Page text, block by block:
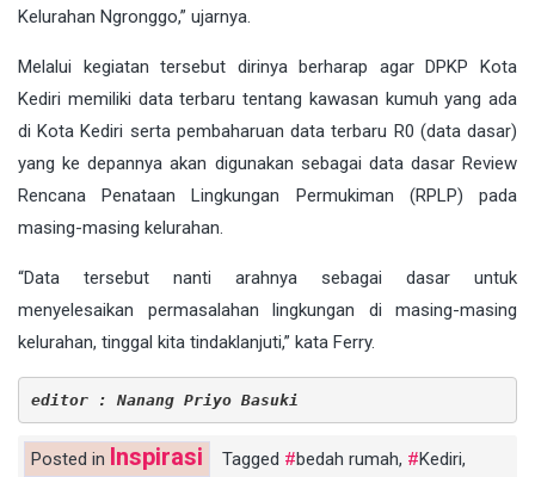
Kelurahan Ngronggo,” ujarnya.
Melalui kegiatan tersebut dirinya berharap agar DPKP Kota
Kediri memiliki data terbaru tentang kawasan kumuh yang ada
di Kota Kediri serta pembaharuan data terbaru R0 (data dasar)
yang ke depannya akan digunakan sebagai data dasar Review
Rencana Penataan Lingkungan Permukiman (RPLP) pada
masing-masing kelurahan.
“Data tersebut nanti arahnya sebagai dasar untuk
menyelesaikan permasalahan lingkungan di masing-masing
kelurahan, tinggal kita tindaklanjuti,” kata Ferry.
editor : Nanang Priyo Basuki
Posted in Inspirasi Tagged bedah rumah, Kediri,